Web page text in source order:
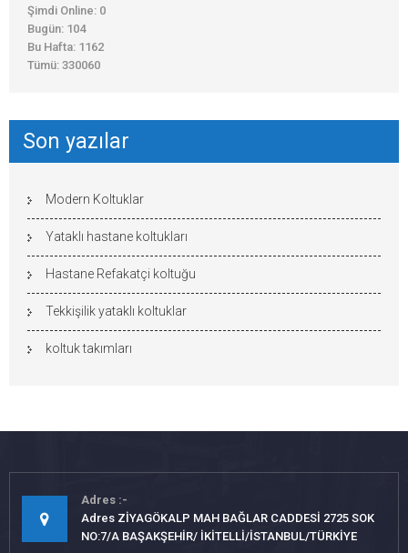
Şimdi Online: 0
Bugün: 104
Bu Hafta: 1162
Tümü: 330060
Son yazılar
Modern Koltuklar
Yataklı hastane koltukları
Hastane Refakatçi koltuğu
Tekkişilik yataklı koltuklar
koltuk takımları
Adres
Adres ZİYAGÖKALP MAH BAĞLAR CADDESİ 2725 SOK
NO:7/A BAŞAKŞEHİR/ İKİTELLİ/İSTANBUL/TÜRKİYE